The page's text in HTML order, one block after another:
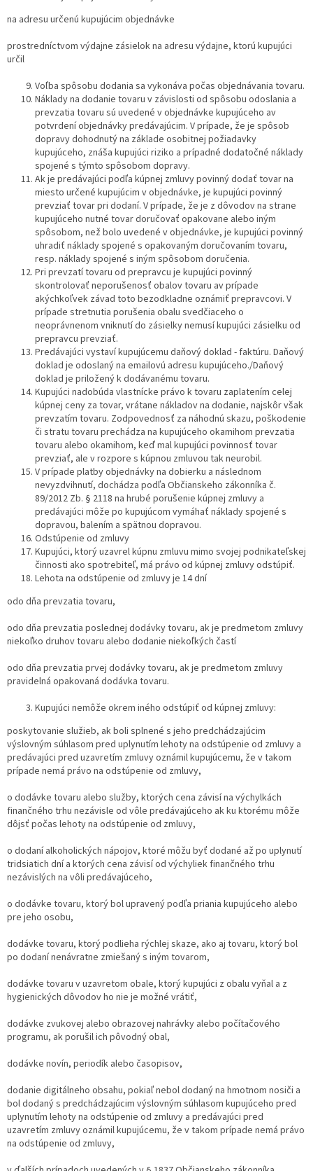
na adresu určenú kupujúcim objednávke
prostredníctvom výdajne zásielok na adresu výdajne, ktorú kupujúci
určil
Voľba spôsobu dodania sa vykonáva počas objednávania tovaru.
Náklady na dodanie tovaru v závislosti od spôsobu odoslania a
prevzatia tovaru sú uvedené v objednávke kupujúceho av
potvrdení objednávky predávajúcim. V prípade, že je spôsob
dopravy dohodnutý na základe osobitnej požiadavky
kupujúceho, znáša kupujúci riziko a prípadné dodatočné náklady
spojené s týmto spôsobom dopravy.
Ak je predávajúci podľa kúpnej zmluvy povinný dodať tovar na
miesto určené kupujúcim v objednávke, je kupujúci povinný
prevziať tovar pri dodaní. V prípade, že je z dôvodov na strane
kupujúceho nutné tovar doručovať opakovane alebo iným
spôsobom, než bolo uvedené v objednávke, je kupujúci povinný
uhradiť náklady spojené s opakovaným doručovaním tovaru,
resp. náklady spojené s iným spôsobom doručenia.
Pri prevzatí tovaru od prepravcu je kupujúci povinný
skontrolovať neporušenosť obalov tovaru av prípade
akýchkoľvek závad toto bezodkladne oznámiť prepravcovi. V
prípade stretnutia porušenia obalu svedčiaceho o
neoprávnenom vniknutí do zásielky nemusí kupujúci zásielku od
prepravcu prevziať.
Predávajúci vystaví kupujúcemu daňový doklad - faktúru. Daňový
doklad je odoslaný na emailovú adresu kupujúceho./Daňový
doklad je priložený k dodávanému tovaru.
Kupujúci nadobúda vlastnícke právo k tovaru zaplatením celej
kúpnej ceny za tovar, vrátane nákladov na dodanie, najskôr však
prevzatím tovaru. Zodpovednosť za náhodnú skazu, poškodenie
či stratu tovaru prechádza na kupujúceho okamihom prevzatia
tovaru alebo okamihom, keď mal kupujúci povinnosť tovar
prevziať, ale v rozpore s kúpnou zmluvou tak neurobil.
V prípade platby objednávky na dobierku a následnom
nevyzdvihnutí, dochádza podľa Občianskeho zákonníka č.
89/2012 Zb. § 2118 na hrubé porušenie kúpnej zmluvy a
predávajúci môže po kupujúcom vymáhať náklady spojené s
dopravou, balením a spätnou dopravou.
Odstúpenie od zmluvy
Kupujúci, ktorý uzavrel kúpnu zmluvu mimo svojej podnikateľskej
činnosti ako spotrebiteľ, má právo od kúpnej zmluvy odstúpiť.
Lehota na odstúpenie od zmluvy je 14 dní
odo dňa prevzatia tovaru,
odo dňa prevzatia poslednej dodávky tovaru, ak je predmetom zmluvy
niekoľko druhov tovaru alebo dodanie niekoľkých častí
odo dňa prevzatia prvej dodávky tovaru, ak je predmetom zmluvy
pravidelná opakovaná dodávka tovaru.
Kupujúci nemôže okrem iného odstúpiť od kúpnej zmluvy:
poskytovanie služieb, ak boli splnené s jeho predchádzajúcim
výslovným súhlasom pred uplynutím lehoty na odstúpenie od zmluvy a
predávajúci pred uzavretím zmluvy oznámil kupujúcemu, že v takom
prípade nemá právo na odstúpenie od zmluvy,
o dodávke tovaru alebo služby, ktorých cena závisí na výchylkách
finančného trhu nezávisle od vôle predávajúceho ak ku ktorému môže
dôjsť počas lehoty na odstúpenie od zmluvy,
o dodaní alkoholických nápojov, ktoré môžu byť dodané až po uplynutí
tridsiatich dní a ktorých cena závisí od výchyliek finančného trhu
nezávislých na vôli predávajúceho,
o dodávke tovaru, ktorý bol upravený podľa priania kupujúceho alebo
pre jeho osobu,
dodávke tovaru, ktorý podlieha rýchlej skaze, ako aj tovaru, ktorý bol
po dodaní nenávratne zmiešaný s iným tovarom,
dodávke tovaru v uzavretom obale, ktorý kupujúci z obalu vyňal a z
hygienických dôvodov ho nie je možné vrátiť,
dodávke zvukovej alebo obrazovej nahrávky alebo počítačového
programu, ak porušil ich pôvodný obal,
dodávke novín, periodík alebo časopisov,
dodanie digitálneho obsahu, pokiaľ nebol dodaný na hmotnom nosiči a
bol dodaný s predchádzajúcim výslovným súhlasom kupujúceho pred
uplynutím lehoty na odstúpenie od zmluvy a predávajúci pred
uzavretím zmluvy oznámil kupujúcemu, že v takom prípade nemá právo
na odstúpenie od zmluvy,